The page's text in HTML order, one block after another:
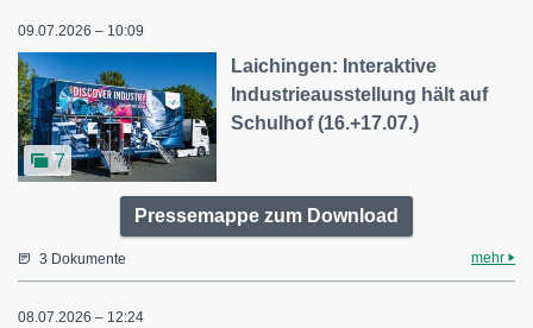
09.07.2026 – 10:09
7
Laichingen: Interaktive
Industrieausstellung hält auf
Schulhof (16.+17.07.)
Pressemappe zum Download
3 Dokumente mehr
08.07.2026 – 12:24